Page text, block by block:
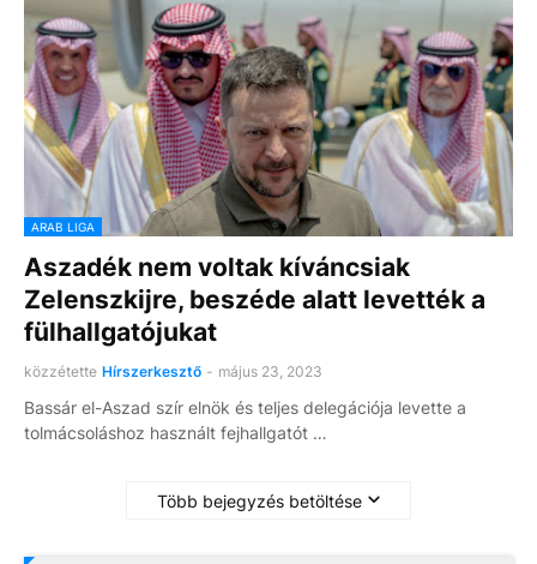
ARAB LIGA
Aszadék nem voltak kíváncsiak
Zelenszkijre, beszéde alatt levették a
fülhallgatójukat
közzétette Hírszerkesztő - május 23, 2023
Bassár el-Aszad szír elnök és teljes delegációja levette a
tolmácsoláshoz használt fejhallgatót …
Több bejegyzés betöltése